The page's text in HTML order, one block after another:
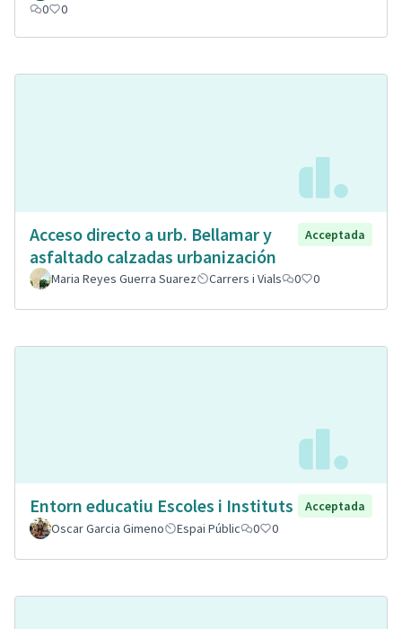
0
0
Acceso directo a urb. Bellamar y
asfaltado calzadas urbanización
Acceptada
Maria Reyes Guerra Suarez Carrers i Vials 0 0
Entorn educatiu Escoles i Instituts
Acceptada
Oscar Garcia Gimeno
Espai Públic 0 0